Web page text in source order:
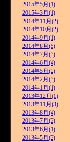
2015年5月(1)
2015年3月(1)
2014年11月(2)
2014年10月(2)
2014年9月(1)
2014年8月(5)
2014年7月(3)
2014年6月(4)
2014年5月(2)
2014年2月(3)
2014年1月(1)
2013年12月(1)
2013年11月(3)
2013年8月(4)
2013年7月(2)
2013年6月(1)
2013年5月(2)